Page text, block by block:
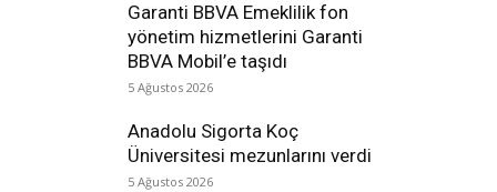
Garanti BBVA Emeklilik fon
yönetim hizmetlerini Garanti
BBVA Mobil’e taşıdı
5 Ağustos 2026
Anadolu Sigorta Koç
Üniversitesi mezunlarını verdi
5 Ağustos 2026